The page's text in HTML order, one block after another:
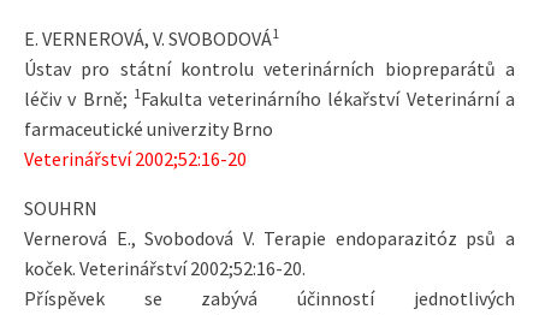
E. VERNEROVÁ, V. SVOBODOVÁ1
Ústav pro státní kontrolu veterinárních biopreparátů a
léčiv v Brně; 1Fakulta veterinárního lékařství Veterinární a
farmaceutické univerzity Brno
Veterinářství 2002;52:16-20
SOUHRN
Vernerová E., Svobodová V. Terapie endoparazitóz psů a
koček. Veterinářství 2002;52:16-20.
Příspěvek se zabývá účinností jednotlivých